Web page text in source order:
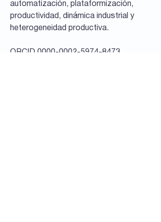
automatización, plataformización,
productividad, dinámica industrial y
heterogeneidad productiva.
ORCID 0000-0002-5974-8473